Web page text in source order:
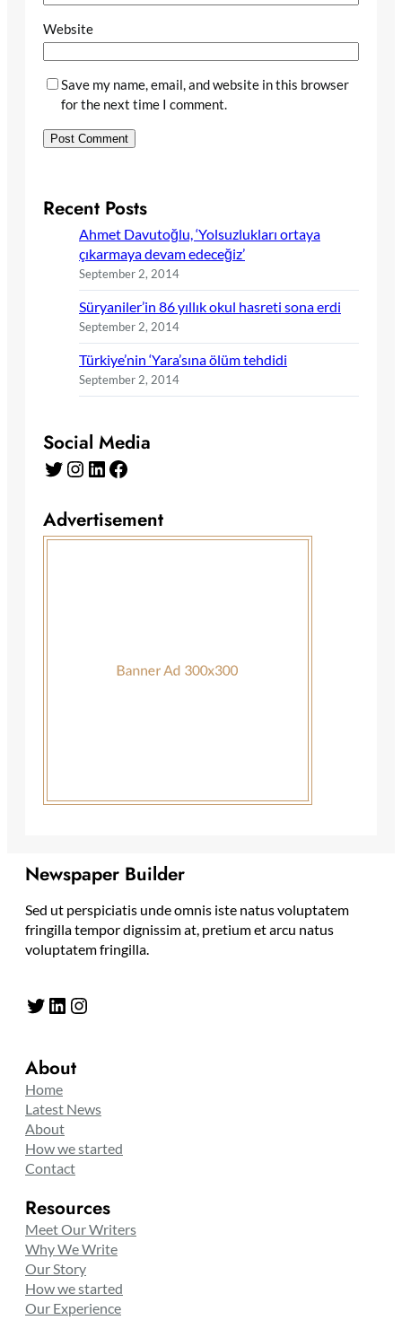
Website
Save my name, email, and website in this browser
for the next time I comment.
Recent Posts
Ahmet Davutoğlu, ‘Yolsuzlukları ortaya
çıkarmaya devam edeceğiz’
September 2, 2014
Süryaniler’in 86 yıllık okul hasreti sona erdi
September 2, 2014
Türkiye’nin ‘Yara’sına ölüm tehdidi
September 2, 2014
Social Media
Twitter Instagram LinkedIn Facebook
Advertisement
Newspaper Builder
Sed ut perspiciatis unde omnis iste natus voluptatem
fringilla tempor dignissim at, pretium et arcu natus
voluptatem fringilla.
Twitter LinkedIn Instagram
About
Home
Latest News
About
How we started
Contact
Resources
Meet Our Writers
Why We Write
Our Story
How we started
Our Experience